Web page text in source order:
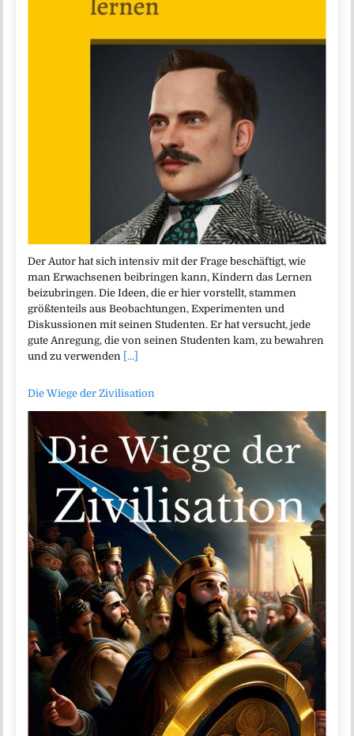
Der Autor hat sich intensiv mit der Frage beschäftigt, wie
man Erwachsenen beibringen kann, Kindern das Lernen
beizubringen. Die Ideen, die er hier vorstellt, stammen
größtenteils aus Beobachtungen, Experimenten und
Diskussionen mit seinen Studenten. Er hat versucht, jede
gute Anregung, die von seinen Studenten kam, zu bewahren
und zu verwenden [...]
Die Wiege der Zivilisation